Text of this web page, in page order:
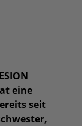
eine
seit